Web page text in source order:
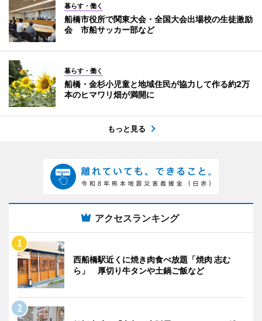
暮らす・働く
船橋市役所で関東大会・全国大会出場校の生徒激励
会 市船サッカー部など
暮らす・働く
船橋・金杉小児童と地域住民が協力して作る約2万
本のヒマワリ畑が満開に
もっと見る
アクセスランキング
西船橋駅近くに焼き肉食べ放題「焼肉 志む
ら」 厚切り牛タンや土鍋ご飯など